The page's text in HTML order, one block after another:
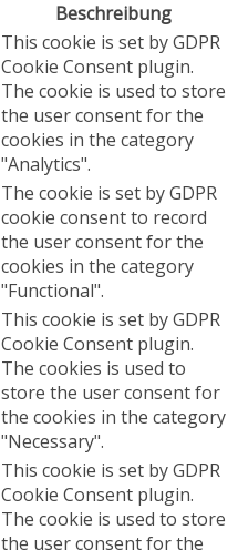
Beschreibung
This cookie is set by GDPR
Cookie Consent plugin.
The cookie is used to store
the user consent for the
cookies in the category
"Analytics".
The cookie is set by GDPR
cookie consent to record
the user consent for the
cookies in the category
"Functional".
This cookie is set by GDPR
Cookie Consent plugin.
The cookies is used to
store the user consent for
the cookies in the category
"Necessary".
This cookie is set by GDPR
Cookie Consent plugin.
The cookie is used to store
the user consent for the